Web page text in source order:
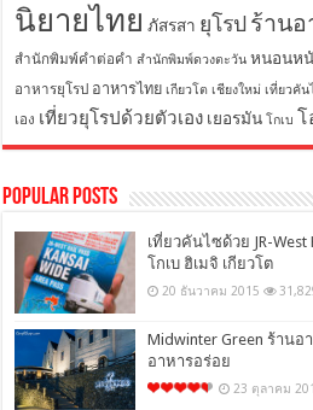
นิยายไทย ภัสรสา ยุโรป ร้านอ
สำนักพิมพ์คำต่อคำ สำนักพิมพ์ดวงตะวัน หนอนห
อาหารยุโรป อาหารไทย เกียวโต เชียงใหม่ เที่ยวคัน
เอง เที่ยวยุโรปด้วยตัวเอง เยอรมัน โกเบ โ
Popular Posts
เที่ยวคันไซด้วย JR-West
โกเบ ฮิเมจิ เกียวโต
20 ธันวาคม 2015
Midwinter Green ร้านอ
อาหารอร่อย
23 ตุลาคม